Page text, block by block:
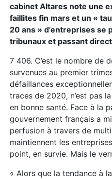
cabinet Altares note une
faillites fin mars et un «
20 ans » d’entreprises se
tribunaux et passant
7 406. C’est le nombre de
survenues au premier
défaillances
traces de 2020, n’est pas
en bonne santé. Face à la
gouvernement français a
perfusion à travers de
maintiennent les
point, en survie. Mais le
« Alors que la tendance à